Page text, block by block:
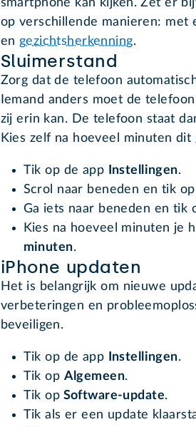
smartphone kan kijken. Zet er
op verschillende manieren: met
en gezichtsherkenning.
Sluimerstand
Zorg dat de telefoon
Iemand anders moet de
zij erin kan. De telefoon staat
Kies zelf na hoeveel minuten dit
Tik op de app Instellingen.
Scrol naar beneden en tik op
Ga iets naar beneden en tik
Kies na hoeveel minuten je
minuten.
iPhone updaten
Het is belangrijk om nieuwe
verbeteringen en
beveiligen.
Tik op de app Instellingen.
Tik op Algemeen.
Tik op Software-update.
Tik als er een update